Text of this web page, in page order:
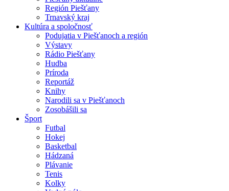
Región Piešťany
Trnavský kraj
Kultúra a spoločnosť
Podujatia v Piešťanoch a región
Výstavy
Rádio Piešťany
Hudba
Príroda
Reportáž
Knihy
Narodili sa v Piešťanoch
Zosobášili sa
Šport
Futbal
Hokej
Basketbal
Hádzaná
Plávanie
Tenis
Kolky